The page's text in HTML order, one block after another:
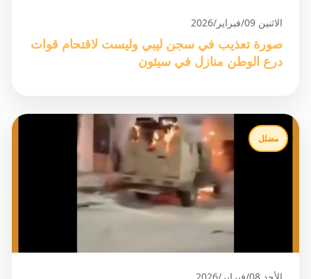
الاثنين 09/فبراير/2026
صورة تعذيب في سجن ليبي وليست لاقتحام قوات
درع الوطن منازل في سيئون
مضلل